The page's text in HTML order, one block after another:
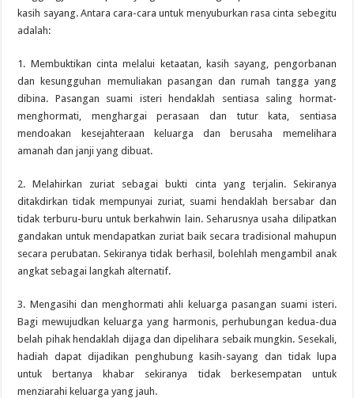
kasih sayang. Antara cara-cara untuk menyuburkan rasa cinta sebegitu
adalah:
1. Membuktikan cinta melalui ketaatan, kasih sayang, pengorbanan
dan kesungguhan memuliakan pasangan dan rumah tangga yang
dibina. Pasangan suami isteri hendaklah sentiasa saling hormat-
menghormati, menghargai perasaan dan tutur kata, sentiasa
mendoakan kesejahteraan keluarga dan berusaha memelihara
amanah dan janji yang dibuat.
2. Melahirkan zuriat sebagai bukti cinta yang terjalin. Sekiranya
ditakdirkan tidak mempunyai zuriat, suami hendaklah bersabar dan
tidak terburu-buru untuk berkahwin lain. Seharusnya usaha dilipatkan
gandakan untuk mendapatkan zuriat baik secara tradisional mahupun
secara perubatan. Sekiranya tidak berhasil, bolehlah mengambil anak
angkat sebagai langkah alternatif.
3. Mengasihi dan menghormati ahli keluarga pasangan suami isteri.
Bagi mewujudkan keluarga yang harmonis, perhubungan kedua-dua
belah pihak hendaklah dijaga dan dipelihara sebaik mungkin. Sesekali,
hadiah dapat dijadikan penghubung kasih-sayang dan tidak lupa
untuk bertanya khabar sekiranya tidak berkesempatan untuk
menziarahi keluarga yang jauh.